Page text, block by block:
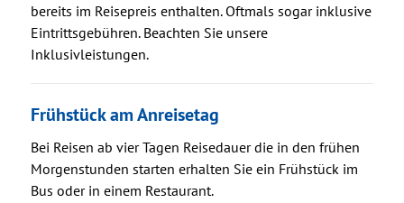
bereits im Reisepreis enthalten. Oftmals sogar inklusive
Eintrittsgebühren. Beachten Sie unsere
Inklusivleistungen.
Frühstück am Anreisetag
Bei Reisen ab vier Tagen Reisedauer die in den frühen
Morgenstunden starten erhalten Sie ein Frühstück im
Bus oder in einem Restaurant.